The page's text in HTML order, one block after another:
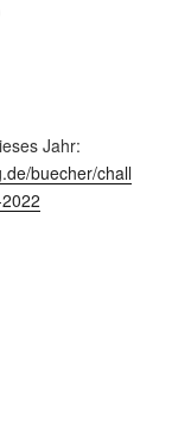
Jahr:
buecher/chall